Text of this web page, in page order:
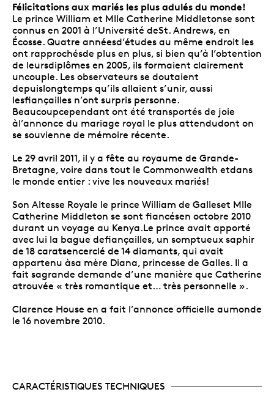
Félicitations aux mariés les plus adulés du monde!
Le prince William et Mlle Catherine Middletonse sont
connus en 2001 à l’Université deSt. Andrews, en
Écosse. Quatre annéesd’études au même endroit les
ont rapprochésde plus en plus, si bien qu’à l’obtention
de leursdiplômes en 2005, ils formaient clairement
uncouple. Les observateurs se doutaient
depuislongtemps qu’ils allaient s’unir, aussi
lesfiançailles n’ont surpris personne.
Beaucoupcependant ont été transportés de joie
àl’annonce du mariage royal le plus attendudont on
se souvienne de mémoire récente.
Le 29 avril 2011, il y a fête au royaume de Grande-
Bretagne, voire dans tout le Commonwealth etdans
le monde entier : vive les nouveaux mariés!
Son Altesse Royale le prince William de Galleset Mlle
Catherine Middleton se sont fiancésen octobre 2010
durant un voyage au Kenya.Le prince avait apporté
avec lui la bague defiançailles, un somptueux saphir
de 18 caratsencerclé de 14 diamants, qui avait
appartenu àsa mère Diana, princesse de Galles. Il a
fait sagrande demande d’une manière que Catherine
atrouvée « très romantique et… très personnelle ».
Clarence House en a fait l’annonce officielle aumonde
le 16 novembre 2010.
CARACTÉRISTIQUES TECHNIQUES